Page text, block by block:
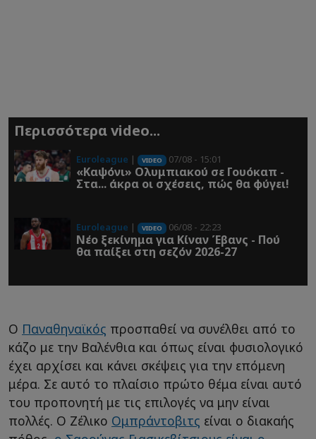
Περισσότερα video...
Euroleague | VIDEO 07/08 - 15:01
«Καψόνι» Ολυμπιακού σε Γουόκαπ -
Στα... άκρα οι σχέσεις, πώς θα φύγει!
Euroleague | VIDEO 06/08 - 22:23
Νέο ξεκίνημα για Κίναν Έβανς - Πού
θα παίξει στη σεζόν 2026-27
Ο Παναθηναϊκός προσπαθεί να συνέλθει από το
κάζο με την Βαλένθια και όπως είναι φυσιολογικό
έχει αρχίσει και κάνει σκέψεις για την επόμενη
μέρα. Σε αυτό το πλαίσιο πρώτο θέμα είναι αυτό
του προπονητή με τις επιλογές να μην είναι
πολλές. Ο Ζέλικο Ομπράντοβιτς είναι ο διακαής